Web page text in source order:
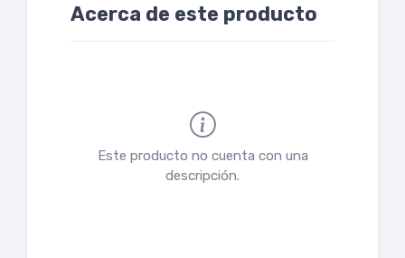
Acerca de este producto
Este producto no cuenta con una
descripción.